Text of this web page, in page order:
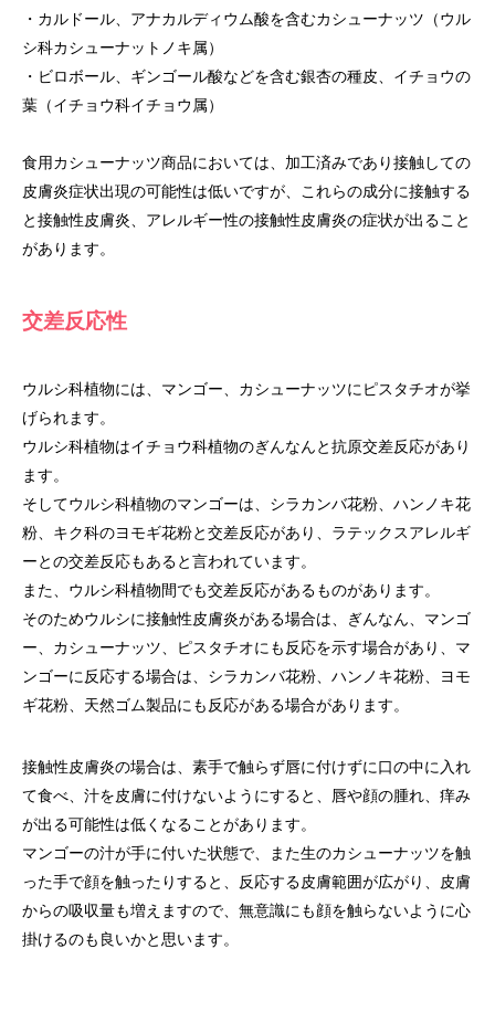
・カルドール、アナカルディウム酸を含むカシューナッツ（ウル
シ科カシューナットノキ属）
・ビロボール、ギンゴール酸などを含む銀杏の種皮、イチョウの
葉（イチョウ科イチョウ属）
食用カシューナッツ商品においては、加工済みであり接触しての
皮膚炎症状出現の可能性は低いですが、これらの成分に接触する
と接触性皮膚炎、アレルギー性の接触性皮膚炎の症状が出ること
があります。
交差反応性
ウルシ科植物には、マンゴー、カシューナッツにピスタチオが挙
げられます。
ウルシ科植物はイチョウ科植物のぎんなんと抗原交差反応があり
ます。
そしてウルシ科植物のマンゴーは、シラカンバ花粉、ハンノキ花
粉、キク科のヨモギ花粉と交差反応があり、ラテックスアレルギ
ーとの交差反応もあると言われています。
また、ウルシ科植物間でも交差反応があるものがあります。
そのためウルシに接触性皮膚炎がある場合は、ぎんなん、マンゴ
ー、カシューナッツ、ピスタチオにも反応を示す場合があり、マ
ンゴーに反応する場合は、シラカンバ花粉、ハンノキ花粉、ヨモ
ギ花粉、天然ゴム製品にも反応がある場合があります。
接触性皮膚炎の場合は、素手で触らず唇に付けずに口の中に入れ
て食べ、汁を皮膚に付けないようにすると、唇や顔の腫れ、痒み
が出る可能性は低くなることがあります。
マンゴーの汁が手に付いた状態で、また生のカシューナッツを触
った手で顔を触ったりすると、反応する皮膚範囲が広がり、皮膚
からの吸収量も増えますので、無意識にも顔を触らないように心
掛けるのも良いかと思います。